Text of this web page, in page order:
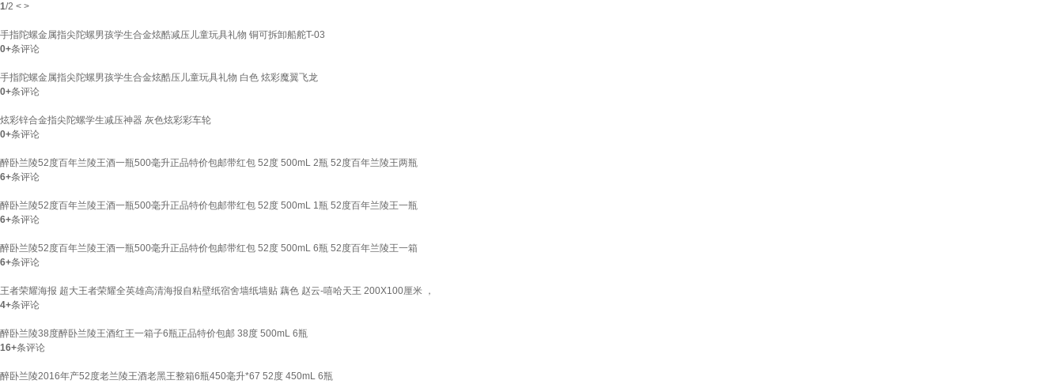
1/2 < >
手指陀螺金属指尖陀螺男孩学生合金炫酷减压儿童玩具礼物 铜可拆卸船舵T-03
0+条评论
手指陀螺金属指尖陀螺男孩学生合金炫酷压儿童玩具礼物 白色 炫彩魔翼飞龙
0+条评论
炫彩锌合金指尖陀螺学生减压神器 灰色炫彩彩车轮
0+条评论
醉卧兰陵52度百年兰陵王酒一瓶500毫升正品特价包邮带红包 52度 500mL 2瓶 52度百年兰陵王两瓶
6+条评论
醉卧兰陵52度百年兰陵王酒一瓶500毫升正品特价包邮带红包 52度 500mL 1瓶 52度百年兰陵王一瓶
6+条评论
醉卧兰陵52度百年兰陵王酒一瓶500毫升正品特价包邮带红包 52度 500mL 6瓶 52度百年兰陵王一箱
6+条评论
王者荣耀海报 超大王者荣耀全英雄高清海报自粘壁纸宿舍墙纸墙贴 藕色 赵云-嘻哈天王 200X100厘米 ，
4+条评论
醉卧兰陵38度醉卧兰陵王酒红王一箱子6瓶正品特价包邮 38度 500mL 6瓶
16+条评论
醉卧兰陵2016年产52度老兰陵王酒老黑王整箱6瓶450毫升*67 52度 450mL 6瓶